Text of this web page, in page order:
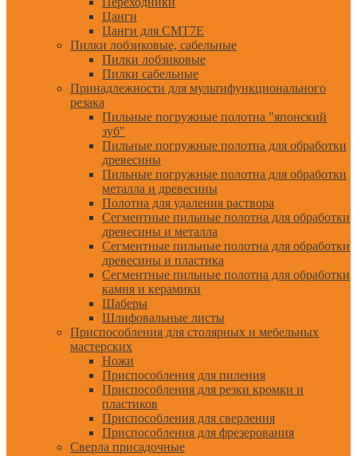
Цанги
Цанги для CMT7E
Пилки лобзиковые, сабельные
Пилки лобзиковые
Пилки сабельные
Принадлежности для мультифункционального
резака
Пильные погружные полотна "японский
зуб"
Пильные погружные полотна для обработки
древесины
Пильные погружные полотна для обработки
металла и древесины
Полотна для удаления раствора
Сегментные пильные полотна для обработки
древесины и металла
Сегментные пильные полотна для обработки
древесины и пластика
Сегментные пильные полотна для обработки
камня и керамики
Шаберы
Шлифовальные листы
Приспособления для столярных и мебельных
мастерских
Ножи
Приспособления для пиления
Приспособления для резки кромки и
пластиков
Приспособления для сверления
Приспособления для фрезерования
Сверла присадочные